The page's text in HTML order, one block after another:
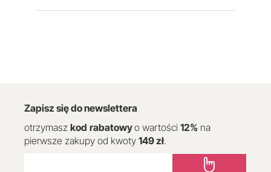
Zapisz się do newslettera
otrzymasz kod rabatowyo wartości 12% na
pierwsze zakupy od kwoty 149 zł.